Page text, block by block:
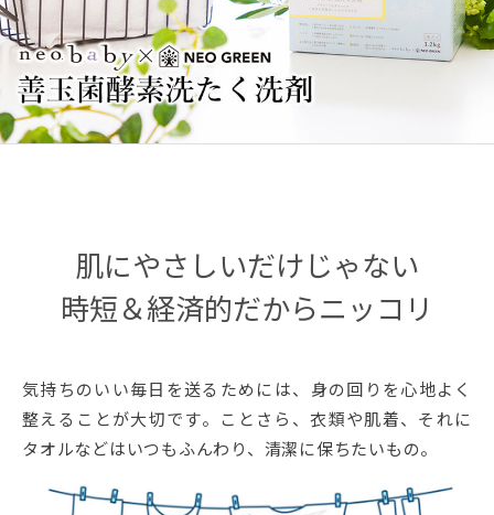
肌にやさしいだけじゃない
時短＆経済的だからニッコリ
気持ちのいい毎日を送るためには、身の回りを心地よく
整えることが大切です。ことさら、衣類や肌着、それに
タオルなどはいつもふんわり、清潔に保ちたいもの。